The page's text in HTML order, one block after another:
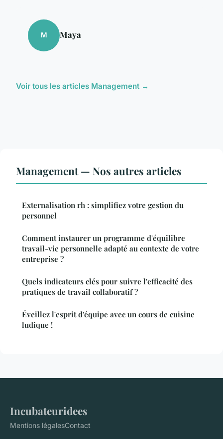
M Maya
Voir tous les articles Management →
Management — Nos autres articles
Externalisation rh : simplifiez votre gestion du
personnel
Comment instaurer un programme d'équilibre
travail-vie personnelle adapté au contexte de votre
entreprise ?
Quels indicateurs clés pour suivre l'efficacité des
pratiques de travail collaboratif ?
Éveillez l'esprit d'équipe avec un cours de cuisine
ludique !
Incubateuridees
Mentions légalesContact